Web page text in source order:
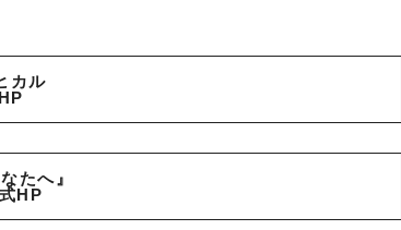
カル
たへ』
HP